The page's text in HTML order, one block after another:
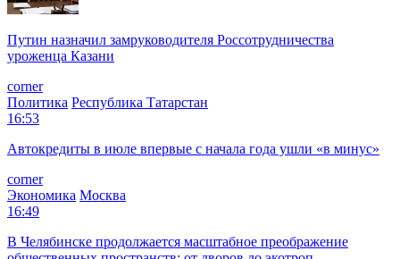
Путин назначил замруководителя Россотрудничества
уроженца Казани
corner
Политика Республика Татарстан
16:53
Автокредиты в июле впервые с начала года ушли «в минус»
corner
Экономика Москва
16:49
В Челябинске продолжается масштабное преображение